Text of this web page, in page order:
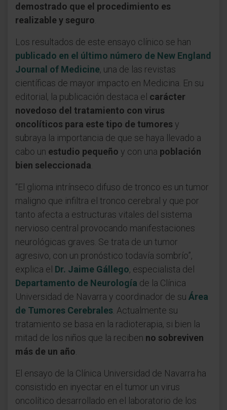
demostrado que el procedimiento es
realizable y seguro
Los resultados de este ensayo clínico se han
publicado en el último número de New England
Journal of Medicine, una de las revistas
científicas de mayor impacto en Medicina. En su
editorial, la publicación destaca el carácter
novedoso del tratamiento con virus
oncolíticos para este tipo de tumores y
subraya la importancia de que se haya llevado a
cabo un estudio pequeño y con una población
bien seleccionada
“El glioma intrínseco difuso de tronco es un tumor
maligno que infiltra el tronco cerebral y que por
tanto afecta a estructuras vitales del sistema
nervioso central provocando manifestaciones
neurológicas graves. Se trata de un tumor
agresivo, con un pronóstico todavía sombrío”,
explica el Dr. Jaime Gállego, especialista del
Departamento de Neurología de la Clínica
Universidad de Navarra y coordinador de su Área
de Tumores Cerebrales . Actualmente su
tratamiento se basa en la radioterapia, si bien la
mitad de los niños que la reciben no sobreviven
más de un año
El ensayo de la Clínica Universidad de Navarra ha
consistido en inyectar en el tumor un virus
oncolítico desarrollado en el laboratorio de los